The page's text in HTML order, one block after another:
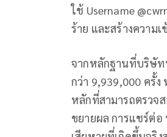
ใช้ Username
ร้าย และสร้างความ
จากหลักฐานที่บริษัท
กว่า 9,939,000 ครั้ง
หลักที่สามารถตรวจ
ขยายผล การแชร์ต่